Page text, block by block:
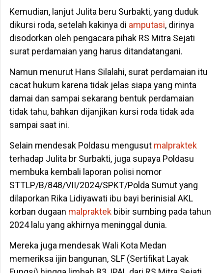
Kemudian, lanjut Julita beru Surbakti, yang duduk
dikursi roda, setelah kakinya di amputasi, dirinya
disodorkan oleh pengacara pihak RS Mitra Sejati
surat perdamaian yang harus ditandatangani.
Namun menurut Hans Silalahi, surat perdamaian itu
cacat hukum karena tidak jelas siapa yang minta
damai dan sampai sekarang bentuk perdamaian
tidak tahu, bahkan dijanjikan kursi roda tidak ada
sampai saat ini.
Selain mendesak Poldasu mengusutmalpraktek
terhadap Julita br Surbakti, juga supaya Poldasu
membuka kembali laporan polisi nomor
STTLP/B/848/VII/2024/SPKT/Polda Sumut yang
dilaporkan Rika Lidiyawati ibu bayi berinisial AKL
korban dugaan malpraktekbibir sumbing pada tahun
2024 lalu yang akhirnya meninggal dunia.
Mereka juga mendesak Wali Kota Medan
memeriksa ijin bangunan, SLF (Sertifikat Layak